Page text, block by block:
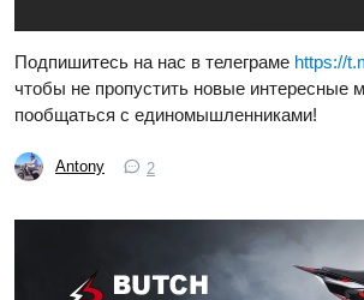
Подпишитесь на нас в телеграме https://
чтобы не пропустить новые интересные
пообщаться с единомышленниками!
Antony 2